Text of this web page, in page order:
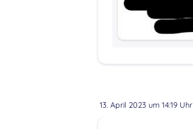
13. April 2023 um 14:19 Uhr